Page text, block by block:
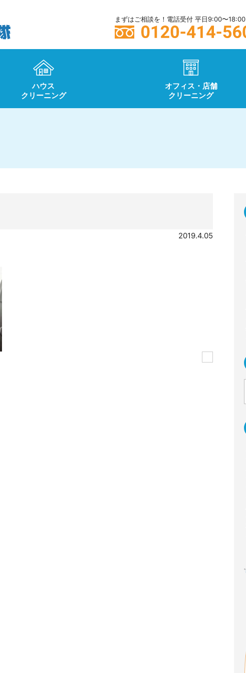
まずはご相談を！電話受付 平日9:00〜18:00
ハウス
クリーニング
オフィス・店舗
クリーニング
2019.4.05